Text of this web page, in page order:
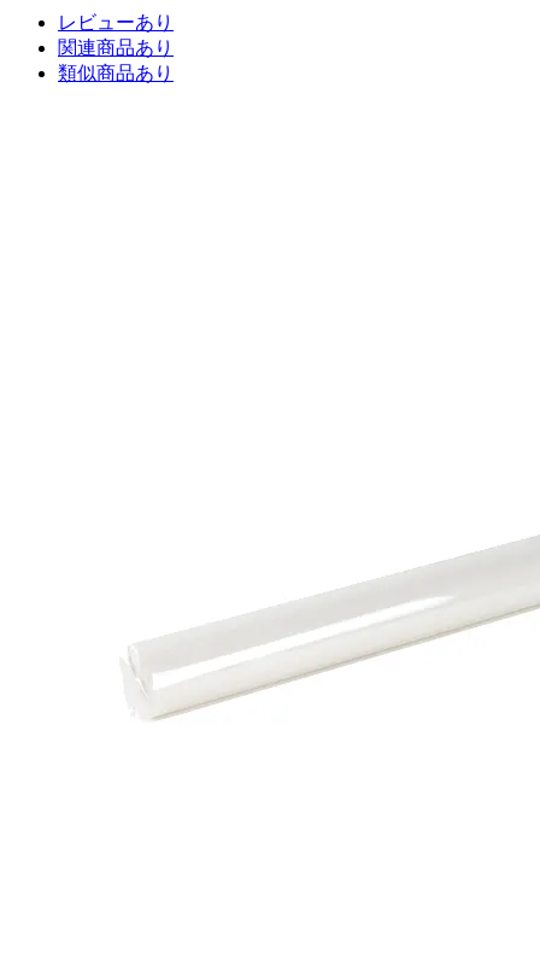
レビューあり
関連商品あり
類似商品あり